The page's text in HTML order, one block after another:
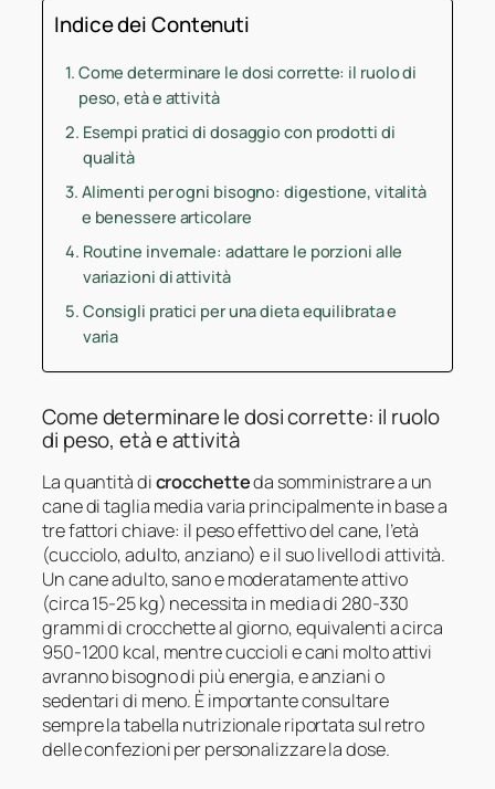
Indice dei Contenuti
Come determinare le dosi corrette: il ruolo di
peso, età e attività
Esempi pratici di dosaggio con prodotti di
qualità
Alimenti per ogni bisogno: digestione, vitalità
e benessere articolare
Routine invernale: adattare le porzioni alle
variazioni di attività
Consigli pratici per una dieta equilibrata e
varia
Come determinare le dosi corrette: il ruolo
di peso, età e attività
La quantità dicrocchetteda somministrare a un
cane di taglia media varia principalmente in base a
tre fattori chiave: il peso effettivo del cane, l’età
(cucciolo, adulto, anziano) e il suo livello di attività.
Un cane adulto, sano e moderatamente attivo
(circa 15-25 kg) necessita in media di 280-330
grammi di crocchette al giorno, equivalenti a circa
950-1200 kcal, mentre cuccioli e cani molto attivi
avranno bisogno di più energia, e anziani o
sedentari di meno. È importante consultare
sempre la tabella nutrizionale riportata sul retro
delle confezioni per personalizzare la dose.